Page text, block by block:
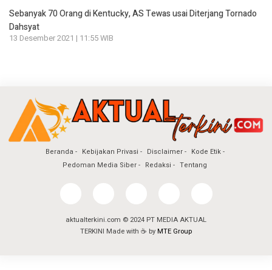
Sebanyak 70 Orang di Kentucky, AS Tewas usai Diterjang Tornado
Dahsyat
13 Desember 2021 | 11:55 WIB
Beranda Kebijakan Privasi Disclaimer
Kode Etik
Pedoman Media Siber
Redaksi Tentang
aktualterkini.com © 2024 PT MEDIA AKTUAL
TERKINI Made with ☕ by MTE Group